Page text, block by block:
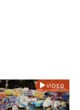
VIDEO